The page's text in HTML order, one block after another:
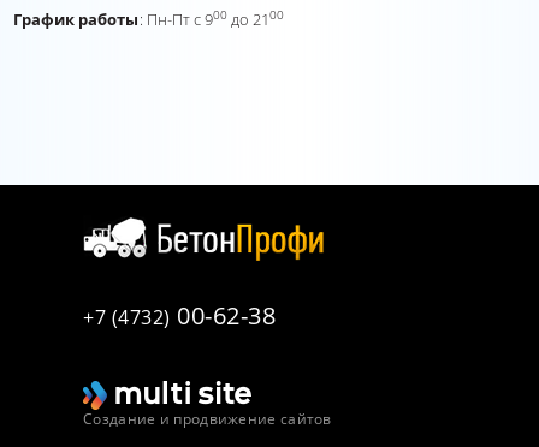
График работы: Пн-Пт c 900 до 2100
+7 (4732) 00-62-38
Создание и продвижение сайтов